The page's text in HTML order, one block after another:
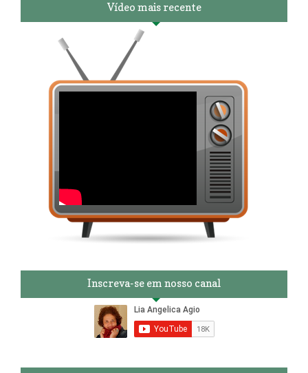
Vídeo mais recente
Inscreva-se em nosso canal